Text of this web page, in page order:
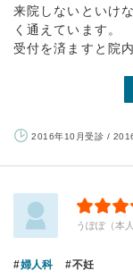
来院しないといけ
く通えています。
受付を済ますと院
2016年10月受診 /
うぽぽ（本
婦人科 不妊